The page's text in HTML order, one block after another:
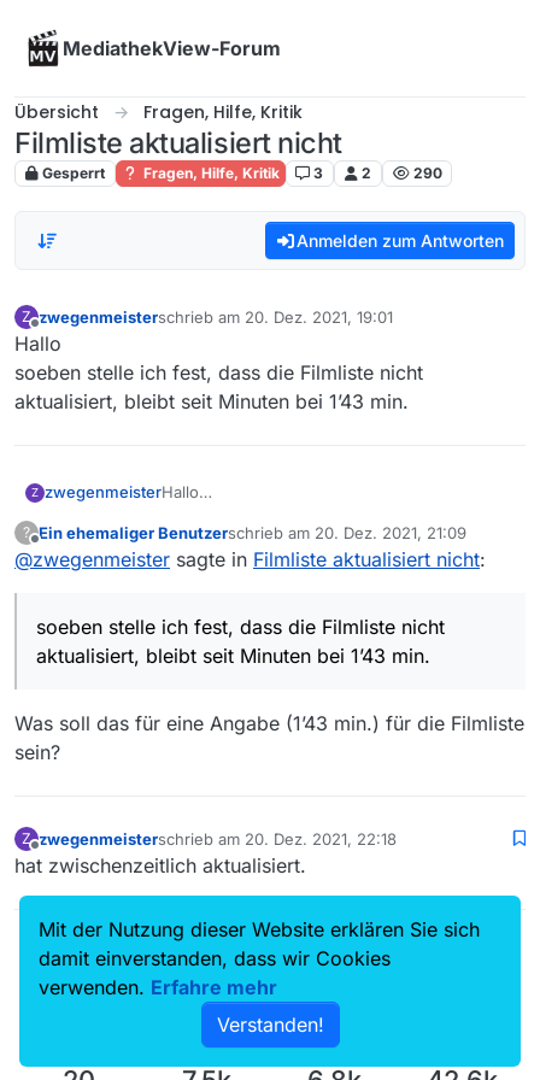
MediathekView-Forum
Übersicht Fragen, Hilfe, Kritik
Filmliste aktualisiert nicht
Gesperrt Fragen, Hilfe, Kritik 3 2 290
Anmelden zum Antworten
Z
Offline
zwegenmeisterschrieb am 20. Dez. 2021, 19:01
zuletzt editiert von
Hallo
soeben stelle ich fest, dass die Filmliste nicht
aktualisiert, bleibt seit Minuten bei 1’43 min.
Z zwegenmeisterHallo
aktualisiert, bleibt seit Minuten bei 1’43 min.
? Ein ehemaliger Benutzerschrieb am 20. Dez. 2021, 21:09
zuletzt editiert von
@zwegenmeister sagte in Filmliste aktualisiert nicht:
soeben stelle ich fest, dass die Filmliste nicht
aktualisiert, bleibt seit Minuten bei 1’43 min.
Was soll das für eine Angabe (1’43 min.) für die Filmliste
sein?
Z
Offline
zwegenmeisterschrieb am 20. Dez. 2021, 22:18
zuletzt editiert von
hat zwischenzeitlich aktualisiert.
iks-jott sperrte dieses Thema am 21. Dez. 2021, 07:54
Mit der Nutzung dieser Website erklären Sie sich
damit einverstanden, dass wir Cookies
verwenden. Erfahre mehr
Verstanden!